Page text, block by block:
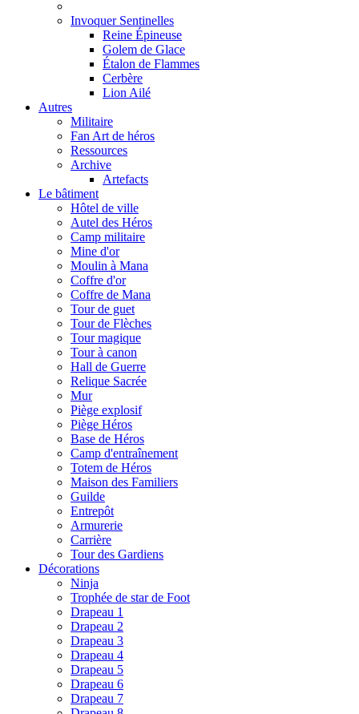
Invoquer Sentinelles
Reine Épineuse
Golem de Glace
Étalon de Flammes
Cerbère
Lion Ailé
Autres
Militaire
Fan Art de héros
Ressources
Archive
Artefacts
Le bâtiment
Hôtel de ville
Autel des Héros
Camp militaire
Mine d'or
Moulin à Mana
Coffre d'or
Coffre de Mana
Tour de guet
Tour de Flèches
Tour magique
Tour à canon
Hall de Guerre
Relique Sacrée
Mur
Piège explosif
Piège Héros
Base de Héros
Camp d'entraînement
Totem de Héros
Maison des Familiers
Guilde
Entrepôt
Armurerie
Carrière
Tour des Gardiens
Décorations
Ninja
Trophée de star de Foot
Drapeau 1
Drapeau 2
Drapeau 3
Drapeau 4
Drapeau 5
Drapeau 6
Drapeau 7